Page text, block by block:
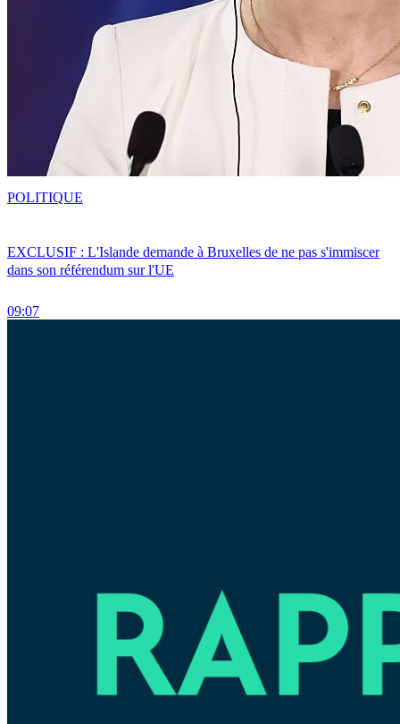
EXCLUSIF : L'Islande demande à Bruxelles de ne pas s'immiscer
dans son référendum sur l'UE
09:07
POLITIQUE